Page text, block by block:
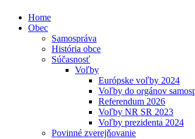
Home
Obec
Samospráva
História obce
Súčasnosť
Voľby
Európske voľby 2024
Voľby do orgánov
Referendum 2026
Voľby NR SR 2023
Voľby prezidenta 2024
Povinné zverejňovanie